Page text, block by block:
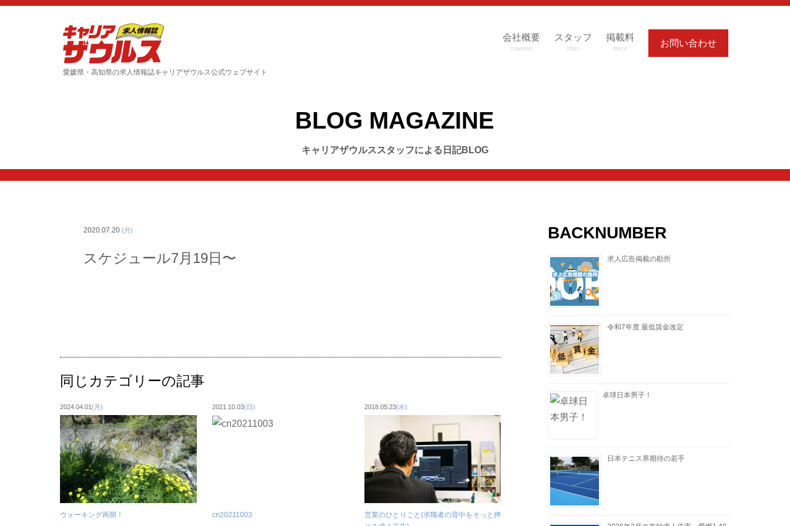
愛媛県・高知県の求人情報誌キャリアザウルス公式ウェブサイト
会社概要
COMPANY
スタッフ
STAFF
掲載料
PRICE
お問い合わせ
BLOG MAGAZINE
キャリアザウルススタッフによる日記BLOG
2020.07.20 (月)
スケジュール7月19日〜
同じカテゴリーの記事
2024.04.01(月)
ウォーキング再開！
2021.10.03(日)
cn20211003
2018.05.23(水)
営業のひとりごと(求職者の背中をそっと押
BACKNUMBER
求人広告掲載の勘所
令和7年度 最低賃金改定
卓球日本男子！
日本テニス界期待の若手